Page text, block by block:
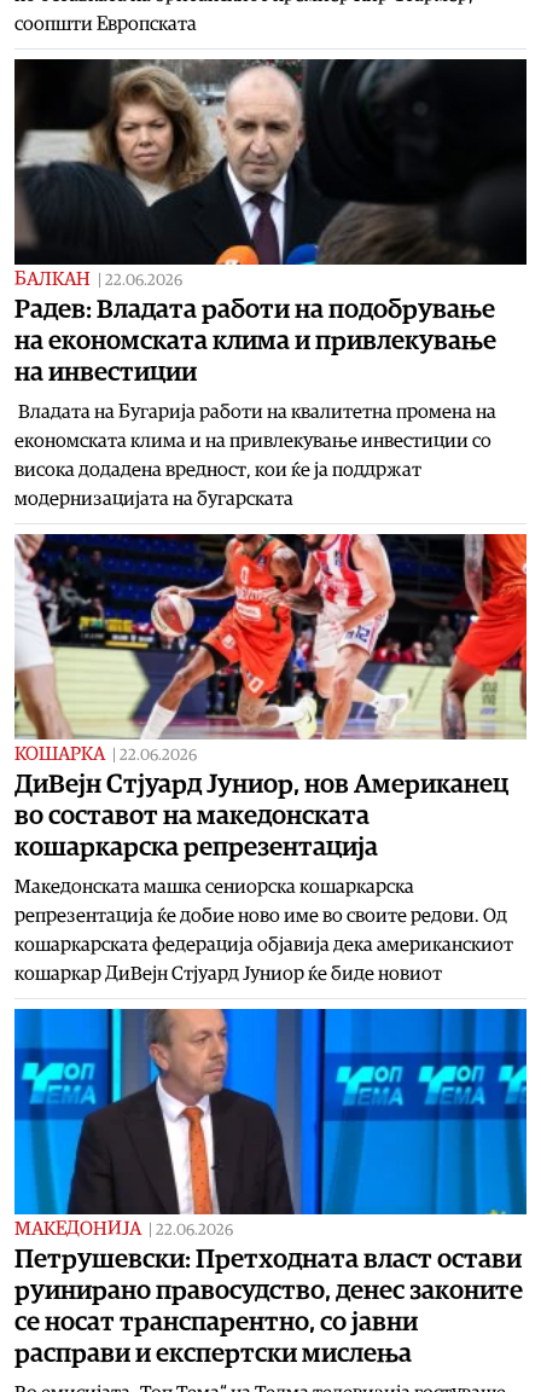
соопшти Европската
БАЛКАН 22.06.2026
Радев: Владата работи на подобрување
на економската клима и привлекување
на инвестиции
Владата на Бугарија работи на квалитетна промена на
економската клима и на привлекување инвестиции со
висока додадена вредност, кои ќе ја поддржат
модернизацијата на бугарската
КОШАРКА 22.06.2026
ДиВејн Стјуард Јуниор, нов Американец
во составот на македонската
кошаркарска репрезентација
Македонската машка сениорска кошаркарска
репрезентација ќе добие ново име во своите редови. Од
кошаркарската федерација објавија дека американскиот
кошаркар ДиВејн Стјуард Јуниор ќе биде новиот
МАКЕДОНИЈА 22.06.2026
Петрушевски: Претходната власт остави
руинирано правосудство, денес законите
се носат транспарентно, со јавни
расправи и експертски мислења